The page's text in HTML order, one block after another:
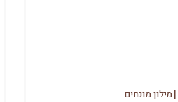
|מילון מונחים